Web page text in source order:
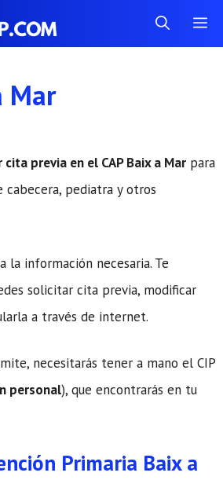
Mar
previa en el CAP Baix a Mar para
cabecera, pediatra y otros
la información necesaria. Te
solicitar cita previa, modificar
a través de internet.
necesitarás tener a mano el CIP
personal), que encontrarás en tu
Primaria Baix a